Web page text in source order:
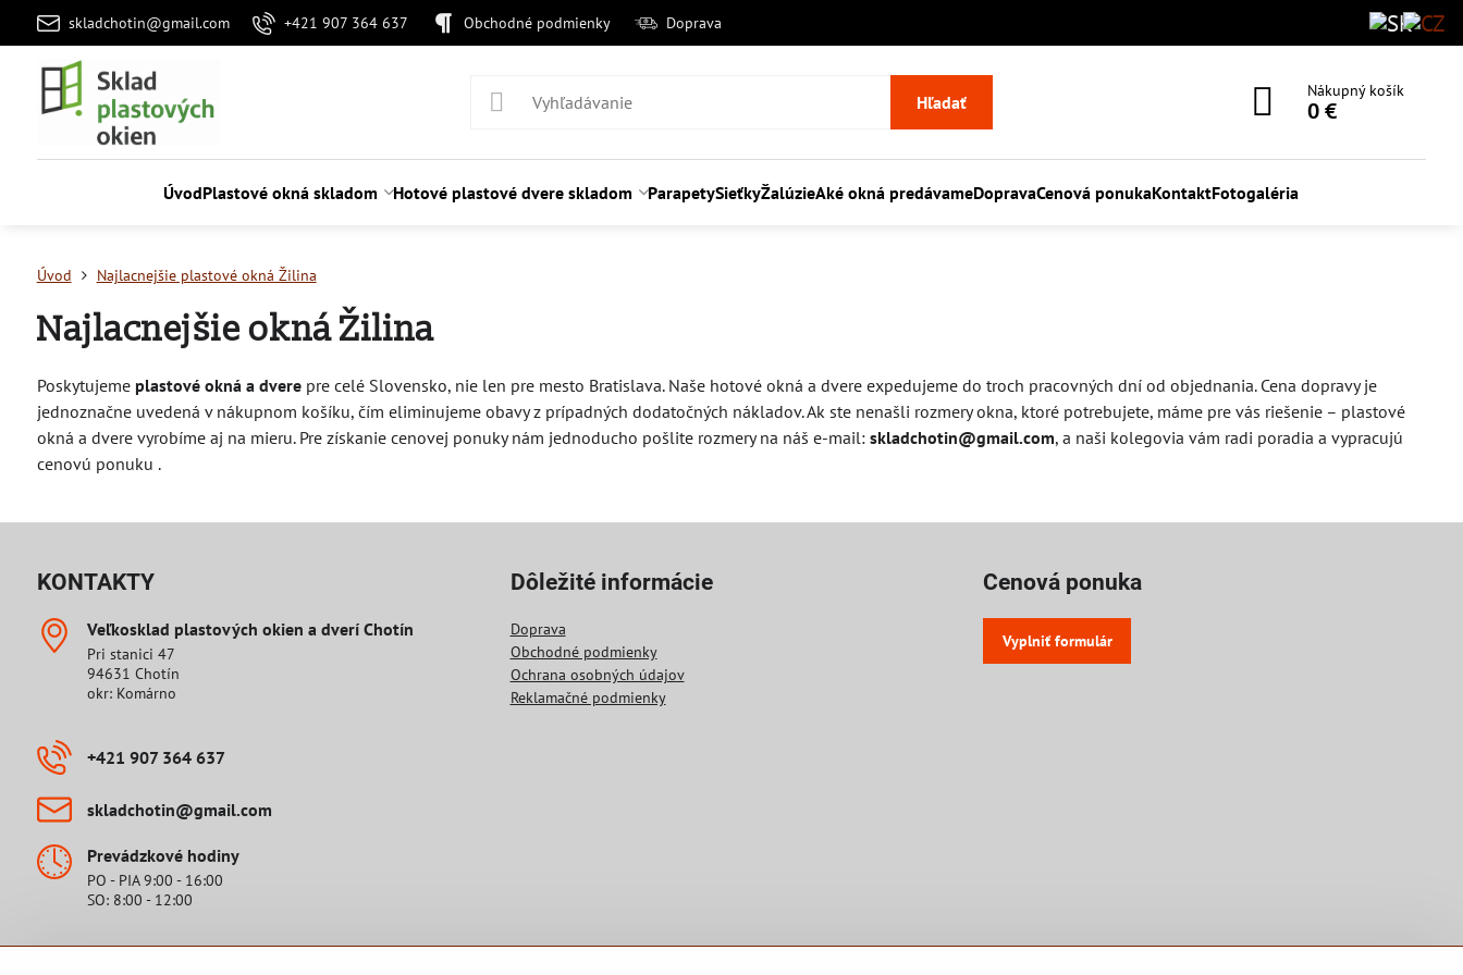
skladchotin@gmail.com +421 907 364 637 Obchodné podmienky Doprava
Hľadať
Nákupný košík
0 €
ÚvodPlastové okná skladom Hotové plastové dvere skladom ParapetySieťkyŽalúzieAké okná predávameDopravaCenová ponukaKontaktFotogaléria
Úvod Najlacnejšie plastové okná Žilina
Najlacnejšie okná Žilina
Poskytujeme plastové okná a dverepre celé Slovensko, nie len pre mesto Bratislava. Naše hotové okná a dvere expedujeme do troch pracovných dní od objednania. Cena dopravy je
jednoznačne uvedená v nákupnom košíku, čím eliminujeme obavy z prípadných dodatočných nákladov. Ak ste nenašli rozmery okna, ktoré potrebujete, máme pre vás riešenie – plastové
okná a dvere vyrobíme aj na mieru. Pre získanie cenovej ponuky nám jednoducho pošlite rozmery na náš e-mail: skladchotin@gmail.com, a naši kolegovia vám radi poradia a vypracujú
cenovú ponuku .
KONTAKTY
Veľkosklad plastových okien a dverí Chotín
Pri stanici 47
94631 Chotín
okr: Komárno
+421 907 364 637
skladchotin​@gmail​.com
Prevádzkové hodiny
PO - PIA 9:00 - 16:00
SO: 8:00 - 12:00
Dôležité informácie
Doprava
Obchodné podmienky
Ochrana osobných údajov
Reklamačné podmienky
Cenová ponuka
Vyplniť formulár